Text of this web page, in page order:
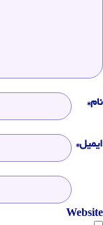
نام*
ایمیل*
Website